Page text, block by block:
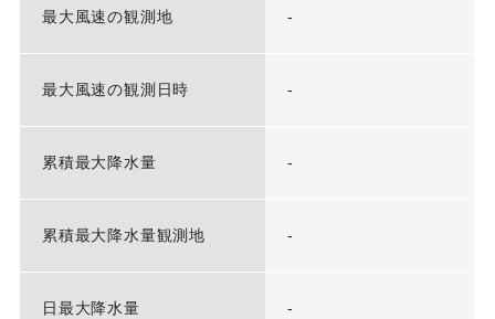
最大風速の観測地 -
最大風速の観測日時 -
累積最大降水量 -
累積最大降水量観測地 -
日最大降水量 -